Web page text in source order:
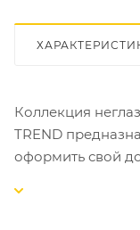
Коллекция
TREND
оформить свой